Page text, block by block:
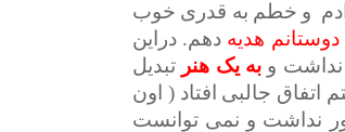
و خطم به قدری خوب
دوستانم هدیه دهم. دراین
نداشت وبه یک هنر تبدیل
جالبی افتاد ( اون
نداشت و نمی توانست